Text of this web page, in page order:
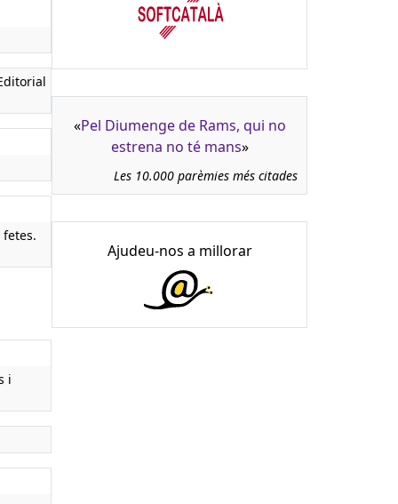
i
«Pel Diumenge de Rams, qui no
estrena no té mans»
Les 10.000 parèmies més citades
Ajudeu-nos a millorar